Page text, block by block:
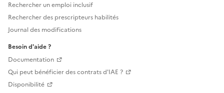
Rechercher un emploi inclusif
Rechercher des prescripteurs habilités
Journal des modifications
Besoin d'aide ?
Documentation
Qui peut bénéficier des contrats d'IAE ?
Disponibilité